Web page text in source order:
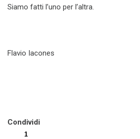
Siamo fatti l’uno per l’altra.
Flavio Iacones
Condividi
1